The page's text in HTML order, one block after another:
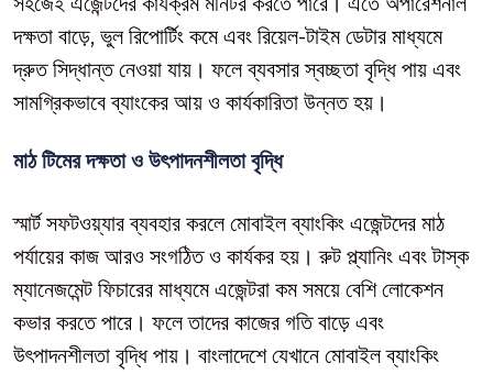
দক্ষতা বাড়ে, ভুল রিপোর্টিং কমে এবং রিয়েল-টাইম ডেটার মাধ্যমে
দ্রুত সিদ্ধান্ত নেওয়া যায়। ফলে ব্যবসার স্বচ্ছতা বৃদ্ধি পায় এবং
সামগ্রিকভাবে ব্যাংকের আয় ও কার্যকারিতা উন্নত হয়।
মাঠ টিমের দক্ষতা ও উৎপাদনশীলতা বৃদ্ধি
স্মার্ট সফটওয়্যার ব্যবহার করলে মোবাইল ব্যাংকিং এজেন্টদের মাঠ
পর্যায়ের কাজ আরও সংগঠিত ও কার্যকর হয়। রুট প্ল্যানিং এবং টাস্ক
ম্যানেজমেন্ট ফিচারের মাধ্যমে এজেন্টরা কম সময়ে বেশি লোকেশন
কভার করতে পারে। ফলে তাদের কাজের গতি বাড়ে এবং
উৎপাদনশীলতা বৃদ্ধি পায়। বাংলাদেশে যেখানে মোবাইল ব্যাংকিং